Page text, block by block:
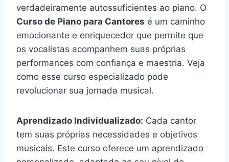
verdadeiramente autossuficientes ao piano. O
Curso de Piano para Cantores é um caminho
emocionante e enriquecedor que permite que
os vocalistas acompanhem suas próprias
performances com confiança e maestria. Veja
como esse curso especializado pode
revolucionar sua jornada musical.
Aprendizado Individualizado: Cada cantor
tem suas próprias necessidades e objetivos
musicais. Este curso oferece um aprendizado